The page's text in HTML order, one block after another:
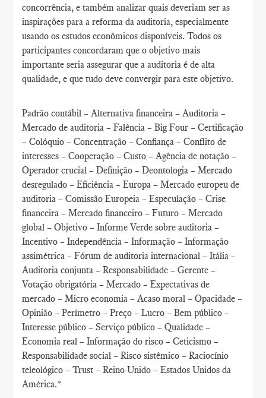
concorrência, e também analizar quais deveriam ser as
inspirações para a reforma da auditoria, especialmente
usando os estudos econômicos disponíveis. Todos os
participantes concordaram que o objetivo mais
importante seria assegurar que a auditoria é de alta
qualidade, e que tudo deve convergir para este objetivo.
Padrão contábil – Alternativa financeira – Auditoria –
Mercado de auditoria – Falência – Big Four – Certificação
– Colóquio – Concentração – Confiança – Conflito de
interesses – Cooperação – Custo – Agência de notação –
Operador crucial – Definição – Deontologia – Mercado
desregulado – Eficiência – Europa – Mercado europeu de
auditoria – Comissão Europeia – Especulação – Crise
financeira – Mercado financeiro – Futuro – Mercado
global – Objetivo – Informe Verde sobre auditoria –
Incentivo – Independência – Informação – Informação
assimétrica – Fórum de auditoria internacional – Itália –
Auditoria conjunta – Responsabilidade – Gerente –
Votação obrigatória – Mercado – Expectativas de
mercado – Micro economia – Acaso moral – Opacidade –
Opinião – Perímetro – Preço – Lucro – Bem público –
Interesse público – Serviço público – Qualidade –
Economia real – Informação do risco – Ceticismo –
Responsabilidade social – Risco sistêmico – Raciocínio
teleológico – Trust – Reino Unido – Estados Unidos da
América.*